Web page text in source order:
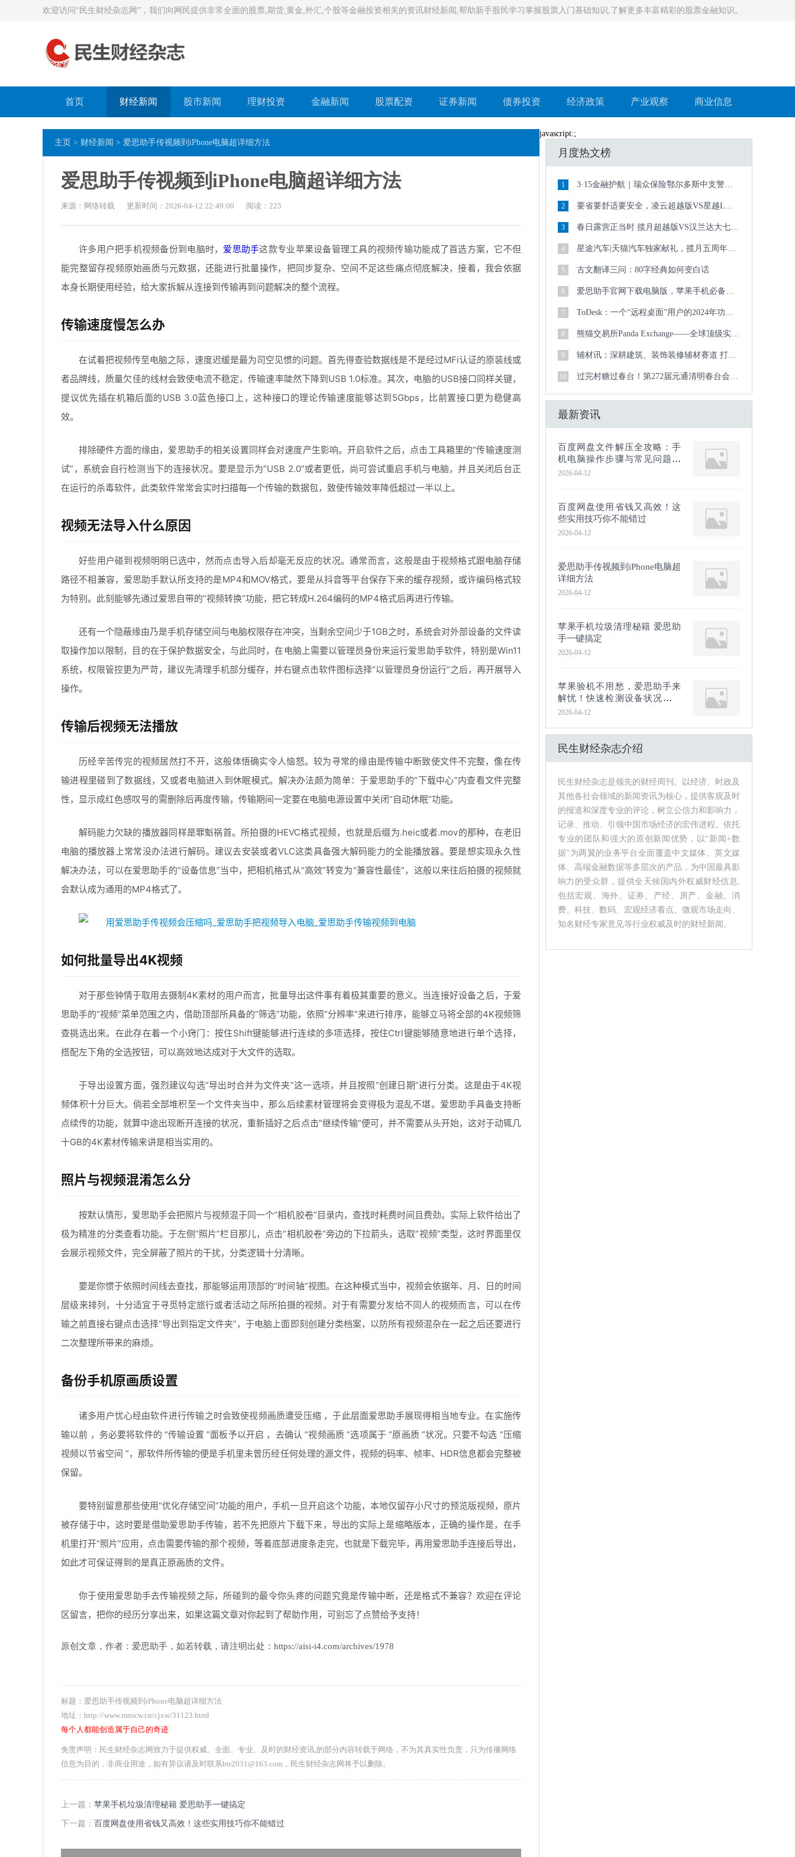
欢迎访问“民生财经杂志网”，我们向网民提供非常全面的股票,期货,黄金,外汇,个股等金融投资相关的资讯财经新闻,帮助新手股民学习掌握股票入门基础知识,了解更多丰富精彩的股票金融知识。
首页 财经新闻 股市新闻 理财投资 金融新闻 股票配资 证券新闻 债券投资 经济政策 产业观察 商业信息
javascript:;
主页 > 财经新闻 > 爱思助手传视频到iPhone电脑超详细方法
爱思助手传视频到iPhone电脑超详细方法
来源：网络转载 更新时间：2026-04-12 22:49:00 阅读： 225
许多用户把手机视频备份到电脑时， 爱思助手这款专业苹果设备管理工具的视频传输功能成了首选方案，它不但
能完整留存视频原始画质与元数据，还能进行批量操作，把同步复杂、空间不足这些痛点彻底解决，接着，我会依据
本身长期使用经验，给大家拆解从连接到传输再到问题解决的整个流程。
传输速度慢怎么办
在试着把视频传至电脑之际，速度迟缓是最为司空见惯的问题。首先得查验数据线是不是经过MFi认证的原装线或
者品牌线，质量欠佳的线材会致使电流不稳定，传输速率陡然下降到USB 1.0标准。其次，电脑的USB接口同样关键，
提议优先插在机箱后面的USB 3.0蓝色接口上，这种接口的理论传输速度能够达到5Gbps，比前置接口更为稳健高
效。
排除硬件方面的缘由，爱思助手的相关设置同样会对速度产生影响。开启软件之后，点击工具箱里的“传输速度测
试”，系统会自行检测当下的连接状况。要是显示为“USB 2.0”或者更低，尚可尝试重启手机与电脑，并且关闭后台正
在运行的杀毒软件，此类软件常常会实时扫描每一个传输的数据包，致使传输效率降低超过一半以上。
视频无法导入什么原因
好些用户碰到视频明明已选中，然而点击导入后却毫无反应的状况。通常而言，这般是由于视频格式跟电脑存储
路径不相兼容，爱思助手默认所支持的是MP4和MOV格式，要是从抖音等平台保存下来的缓存视频，或许编码格式较
为特别。此刻能够先通过爱思自带的“视频转换”功能，把它转成H.264编码的MP4格式后再进行传输。
还有一个隐蔽缘由乃是手机存储空间与电脑权限存在冲突，当剩余空间少于1GB之时，系统会对外部设备的文件读
取操作加以限制，目的在于保护数据安全，与此同时，在电脑上需要以管理员身份来运行爱思助手软件，特别是Win11
系统，权限管控更为严苛，建议先清理手机部分缓存，并右键点击软件图标选择“以管理员身份运行”之后，再开展导入
操作。
传输后视频无法播放
历经辛苦传完的视频居然打不开，这般体悟确实令人恼怒。较为寻常的缘由是传输中断致使文件不完整，像在传
输进程里碰到了数据线，又或者电脑进入到休眠模式。解决办法颇为简单：于爱思助手的“下载中心”内查看文件完整
性，显示成红色感叹号的需删除后再度传输，传输期间一定要在电脑电源设置中关闭“自动休眠”功能。
解码能力欠缺的播放器同样是罪魁祸首。所拍摄的HEVC格式视频，也就是后缀为.heic或者.mov的那种，在老旧
电脑的播放器上常常没办法进行解码。建议去安装或者VLC这类具备强大解码能力的全能播放器。要是想实现永久性
解决办法，可以在爱思助手的“设备信息”当中，把相机格式从“高效”转变为“兼容性最佳”，这般以来往后拍摄的视频就
会默认成为通用的MP4格式了。
如何批量导出4K视频
对于那些钟情于取用去摄制4K素材的用户而言，批量导出这件事有着极其重要的意义。当连接好设备之后，于爱
思助手的“视频”菜单范围之内，借助顶部所具备的“筛选”功能，依照“分辨率”来进行排序，能够立马将全部的4K视频筛
查挑选出来。在此存在着一个小窍门：按住Shift键能够进行连续的多项选择，按住Ctrl键能够随意地进行单个选择，
搭配左下角的全选按钮，可以高效地达成对于大文件的选取。
于导出设置方面，强烈建议勾选”导出时合并为文件夹”这一选项，并且按照”创建日期”进行分类。这是由于4K视
频体积十分巨大。倘若全部堆积至一个文件夹当中，那么后续素材管理将会变得极为混乱不堪。爱思助手具备支持断
点续传的功能，就算中途出现断开连接的状况，重新插好之后点击”继续传输”便可，并不需要从头开始，这对于动辄几
十GB的4K素材传输来讲是相当实用的。
照片与视频混淆怎么分
按默认情形，爱思助手会把照片与视频混于同一个“相机胶卷”目录内，查找时耗费时间且费劲。实际上软件给出了
极为精准的分类查看功能。于左侧“照片”栏目那儿，点击“相机胶卷”旁边的下拉箭头，选取“视频”类型，这时界面里仅
会展示视频文件，完全屏蔽了照片的干扰，分类逻辑十分清晰。
要是你惯于依照时间线去查找，那能够运用顶部的“时间轴”视图。在这种模式当中，视频会依据年、月、日的时间
层级来排列，十分适宜于寻觅特定旅行或者活动之际所拍摄的视频。对于有需要分发给不同人的视频而言，可以在传
输之前直接右键点击选择“导出到指定文件夹”，于电脑上面即刻创建分类档案，以防所有视频混杂在一起之后还要进行
二次整理所带来的麻烦。
备份手机原画质设置
诸多用户忧心经由软件进行传输之时会致使视频画质遭受压缩 ，于此层面爱思助手展现得相当地专业。在实施传
输以前 ，务必要将软件的 “传输设置 ”面板予以开启 ，去确认 “视频画质 ”选项属于 “原画质 ”状况。只要不勾选 “压缩
视频以节省空间 ”，那软件所传输的便是手机里未曾历经任何处理的源文件，视频的码率、帧率、HDR信息都会完整被
保留。
要特别留意那些使用“优化存储空间”功能的用户，手机一旦开启这个功能，本地仅留存小尺寸的预览版视频，原片
被存储于中，这时要是借助爱思助手传输，若不先把原片下载下来，导出的实际上是缩略版本，正确的操作是，在手
机里打开“照片”应用，点击需要传输的那个视频，等着底部进度条走完，也就是下载完毕，再用爱思助手连接后导出，
如此才可保证得到的是真正原画质的文件。
你于使用爱思助手去传输视频之际，所碰到的最令你头疼的问题究竟是传输中断，还是格式不兼容？欢迎在评论
区留言，把你的经历分享出来，如果这篇文章对你起到了帮助作用，可别忘了点赞给予支持！
原创文章，作者：爱思助手，如若转载，请注明出处：https://aisi-i4.com/archives/1978
标题：爱思助手传视频到iPhone电脑超详细方法
地址：http://www.mnscw.cn/cjxw/31123.html
每个人都能创造属于自己的奇迹
免责声明：民生财经杂志网致力于提供权威、全面、专业、及时的财经资讯,的部分内容转载于网络，不为其真实性负责，只为传播网络
信息为目的，非商业用途，如有异议请及时联系btr2031@163.com，民生财经杂志网将予以删除。
上一篇： 苹果手机垃圾清理秘籍 爱思助手一键搞定
下一篇： 百度网盘使用省钱又高效！这些实用技巧你不能错过
月度热文榜
1 3·15金融护航｜瑞众保险鄂尔多斯中支警企联动进校园 清朗金融护青春
2 要省要舒适要安全，凌云超越版VS星越L长风越山版谁更全能
3 春日露营正当时 揽月超越版VS汉兰达大七座怎么选？
4 星途汽车|天猫汽车独家献礼，揽月五周年限定版159900元起
5 古文翻译三问：80字经典如何变白话
6 爱思助手官网下载电脑版，苹果手机必备管理工具
7 ToDesk：一个“远程桌面”用户的2024年功能体检报告
8 熊猫交易所Panda Exchange——全球顶级实物资产数字化交易新生态
9 辅材讯：深耕建筑、装饰装修辅材赛道 打造专业垂直信息服务平台
10 过完村糖过春台！第272届元通清明春台会启幕，开心麻花爆笑登场
最新资讯
百度网盘文件解压全攻略：手
机电脑操作步骤与常见问题解
答
2026-04-12
百度网盘使用省钱又高效！这
些实用技巧你不能错过
2026-04-12
爱思助手传视频到iPhone电脑超
详细方法
2026-04-12
苹果手机垃圾清理秘籍 爱思助
手一键搞定
2026-04-12
苹果验机不用愁，爱思助手来
解忧！快速检测设备状况，让
你购机无忧
2026-04-12
民生财经杂志介绍
民生财经杂志是领先的财经周刊。以经济、时政及
其他各社会领域的新闻资讯为核心，提供客观及时
的报道和深度专业的评论，树立公信力和影响力，
记录、推动、引领中国市场经济的宏伟进程。依托
专业的团队和强大的原创新闻优势，以“新闻+数
据”为两翼的业务平台全面覆盖中文媒体、英文媒
体、高端金融数据等多层次的产品，为中国最具影
响力的受众群，提供全天候国内外权威财经信息,
包括宏观、海外、证券、产经、房产、金融、消
费、科技、数码、宏观经济看点、微观市场走向、
知名财经专家意见等行业权威及时的财经新闻。